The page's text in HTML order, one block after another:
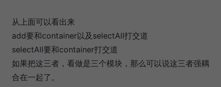
从上面可以看出来
add要和container以及selectAll打交道
selectAll要和container打交道
如果把这三者，看做是三个模块，那么可以说这三者强耦
合在一起了。